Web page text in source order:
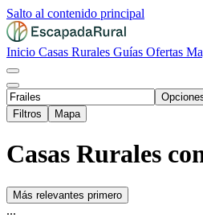
Salto al contenido principal
Inicio Casas Rurales Guías Ofertas
Filtros
Mapa
Casas Rurales
Más relevantes primero
...